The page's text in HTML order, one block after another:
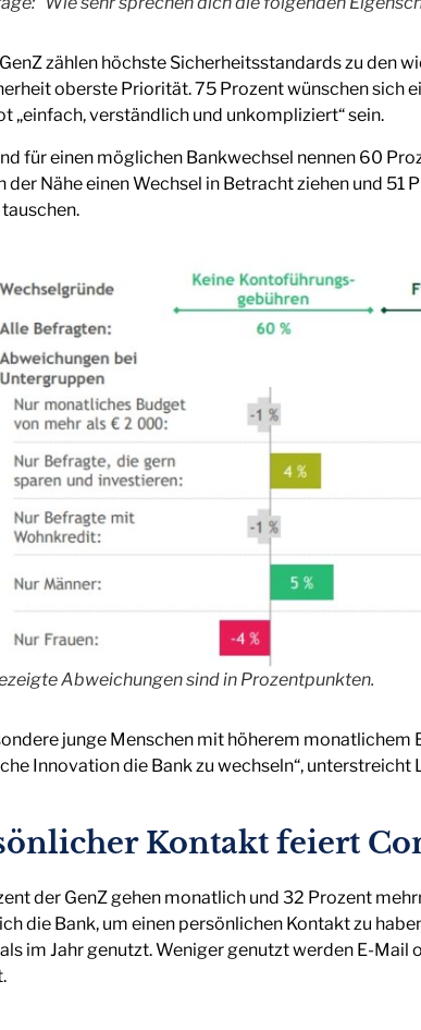
zählen höchste Sicherheitsstandards zu den
oberste Priorität. 75 Prozent wünschen sich
„einfach, verständlich und unkompliziert“ sein.
für einen möglichen Bankwechsel nennen 60
der Nähe einen Wechsel in Betracht ziehen und
Abweichungen sind in Prozentpunkten.
junge Menschen mit höherem
Innovation die Bank zu wechseln“, unterstreicht
Kontakt feiert
der GenZ gehen monatlich und 32 Prozent
die Bank, um einen persönlichen Kontakt zu
im Jahr genutzt. Weniger genutzt werden E-